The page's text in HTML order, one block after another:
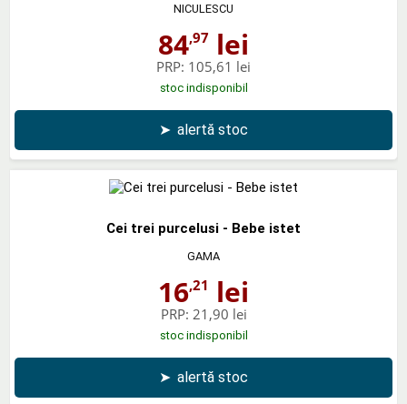
NICULESCU
84,97 lei
PRP: 105,61 lei
stoc indisponibil
➤ alertă stoc
Cei trei purcelusi - Bebe istet
GAMA
16,21 lei
PRP: 21,90 lei
stoc indisponibil
➤ alertă stoc